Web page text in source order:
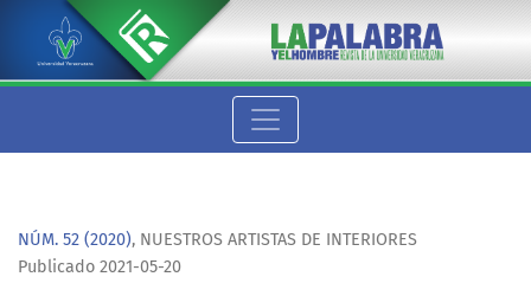
Artista de interiores: Augusto Mandujano
NÚM. 52 (2020), NUESTROS ARTISTAS DE INTERIORES
Publicado 2021-05-20